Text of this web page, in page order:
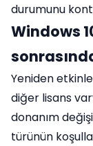
durumunu
Windows
Yeniden
diğer lisans
donanım
türünün